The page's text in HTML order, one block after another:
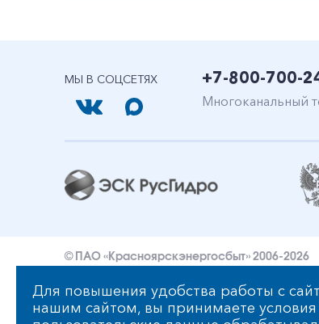
МЫ В СОЦСЕТЯХ +7-800-700-
Многоканальный
© ПАО «Красноярскэнергосбыт» 2006-2026
Уведомление об ответственности и праве
Политика ПАО «Красноярскэнергосбыт» в
Для повышения удобства работы с
нашим сайтом, вы принимаете условия